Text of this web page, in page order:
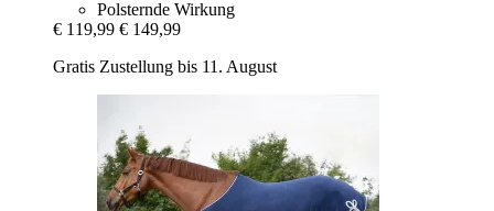
Polsternde Wirkung
€ 119,99 € 149,99
Gratis Zustellung bis 11. August